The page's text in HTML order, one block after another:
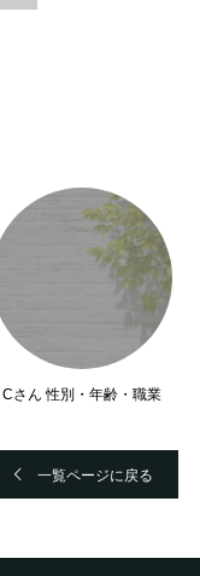
Cさん 性別・年齢・職業
一覧ページに戻る